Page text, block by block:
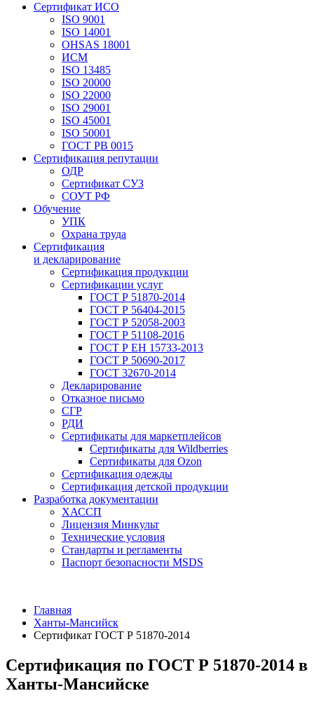
Сертификат ИСО
ISO 9001
ISO 14001
OHSAS 18001
ИСМ
ISO 13485
ISO 20000
ISO 22000
ISO 29001
ISO 45001
ISO 50001
ГОСТ РВ 0015
Сертификация репутации
ОДР
Сертификат СУЗ
СОУТ РФ
Обучение
УПК
Охрана труда
Сертификация
и декларирование
Сертификация продукции
Сертификации услуг
ГОСТ Р 51870-2014
ГОСТ Р 56404-2015
ГОСТ Р 52058-2003
ГОСТ Р 51108-2016
ГОСТ Р ЕН 15733-2013
ГОСТ Р 50690-2017
ГОСТ 32670-2014
Декларирование
Отказное письмо
СГР
РДИ
Сертификаты для маркетплейсов
Сертификаты для Wildberries
Сертификаты для Ozon
Сертификация одежды
Сертификация детской продукции
Разработка документации
ХАССП
Лицензия Минкульт
Технические условия
Стандарты и регламенты
Паспорт безопасности MSDS
Главная
Ханты-Мансийск
Сертификат ГОСТ Р 51870-2014
Сертификация по ГОСТ Р 51870-2014 в
Ханты-Мансийске